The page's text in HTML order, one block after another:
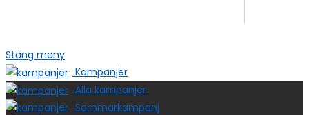
Stäng meny
Kampanjer
Alla kampanjer
Sommarkampanj